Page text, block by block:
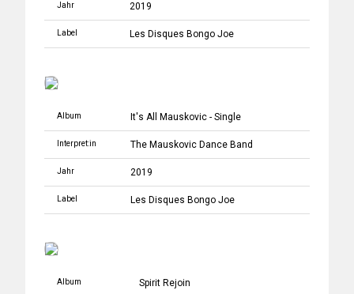
Jahr 2019
Label Les Disques Bongo Joe
Album It's All Mauskovic - Single
Interpret:in The Mauskovic Dance Band
Jahr 2019
Label Les Disques Bongo Joe
Album Spirit Rejoin